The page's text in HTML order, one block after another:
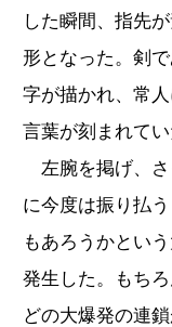
した瞬間、指先
形となった。剣
字が描かれ、常
言葉が刻まれてい
左腕を掲げ、さ
に今度は振り払
もあろうかとい
発生した。もち
どの大爆発の連